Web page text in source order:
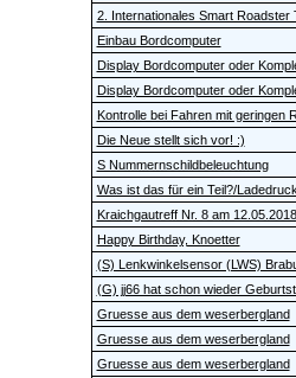
2. Internationales Smart Roadster
Einbau Bordcomputer
Display Bordcomputer oder
Display Bordcomputer oder
Kontrolle bei Fahren mit geringen
Die Neue stellt sich vor! :)
S Nummernschildbeleuchtung
Was ist das für ein Teil?/
Kraichgautreff Nr. 8 am 12.05.2018
Happy Birthday, Knoetter
(S) Lenkwinkelsensor (LWS)
(G) jj66 hat schon wieder
Gruesse aus dem weserbergland
Gruesse aus dem weserbergland
Gruesse aus dem weserbergland